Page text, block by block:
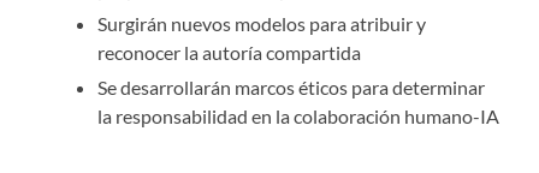
Surgirán nuevos modelos para atribuir y
reconocer la autoría compartida
Se desarrollarán marcos éticos para determinar
la responsabilidad en la colaboración humano-IA